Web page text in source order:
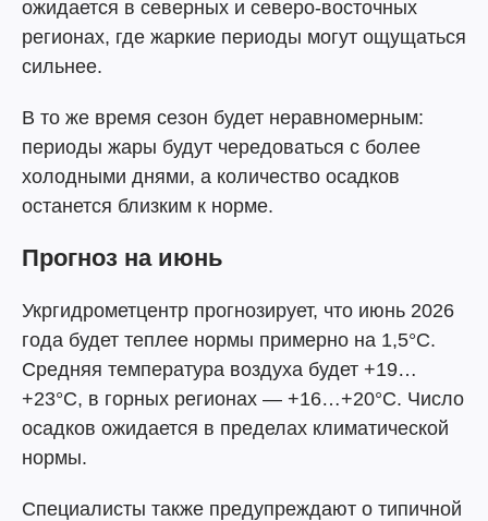
ожидается в северных и северо-восточных
регионах, где жаркие периоды могут ощущаться
сильнее.
В то же время сезон будет неравномерным:
периоды жары будут чередоваться с более
холодными днями, а количество осадков
останется близким к норме.
Прогноз на июнь
Укргидрометцентр прогнозирует, что июнь 2026
года будет теплее нормы примерно на 1,5°C.
Средняя температура воздуха будет +19…
+23°C, в горных регионах — +16…+20°C. Число
осадков ожидается в пределах климатической
нормы.
Специалисты также предупреждают о типичной